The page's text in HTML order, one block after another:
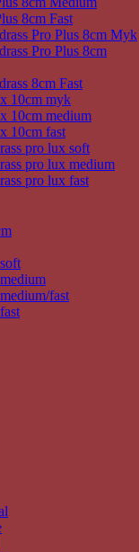
8cm Fast
Pro Plus 8cm Myk
Pro Plus 8cm
8cm Fast
10cm myk
10cm medium
10cm fast
pro lux soft
pro lux medium
pro lux fast
fast